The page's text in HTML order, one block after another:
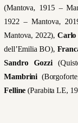
(Mantova, 1915 –
1922 – Mantova,
Mantova, 2022), Carlo
dell’Emilia BO),
Sandro Gozzi
Mambrini
Felline (Parabita LE,